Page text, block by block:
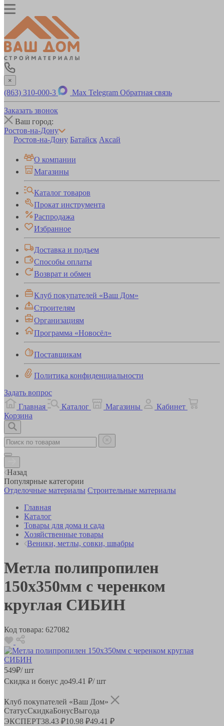
×
(863) 310-000-3 Max Telegram Обратная связь
Заказать звонок
Ваш город:
Ростов-на-Дону
Ростов-на-Дону Батайск Аксай
О компании
Магазины
Каталог товаров
Прокат инструмента
Распродажа
Избранное
Доставка и подъем
Способы оплаты
Возврат и обмен
Клуб покупателей «Ваш Дом»
Строителям
Организациям
Программа «Новосёл»
Поставщикам
Политика конфиденциальности
Задать вопрос
Главная
Каталог Магазины
Кабинет
Корзина
Назад
Популярные категории
Отделочные материалы Строительные материалы
Главная
Каталог
Товары для дома и сада
Хозяйственные товары
Веники, метлы, совки, швабры
Метла полипропилен
150х350мм с черенком
круглая СИБИН
Код товара: 627082
549₽/ шт
Скидка и бонус до49.41 ₽/ шт
Клуб покупателей «Ваш Дом»
СтатусСкидкаБонусВыгода
ЭКСПЕРТ38.43 ₽10.98 ₽49.41 ₽